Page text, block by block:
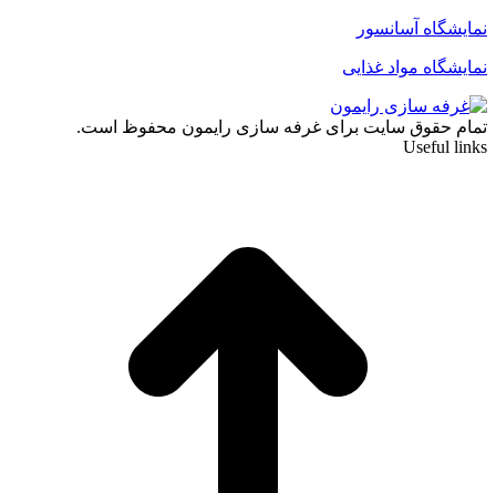
نمایشگاه آسانسور
نمایشگاه مواد غذایی
تمام حقوق سایت برای غرفه سازی رایمون محفوظ است.
Useful links